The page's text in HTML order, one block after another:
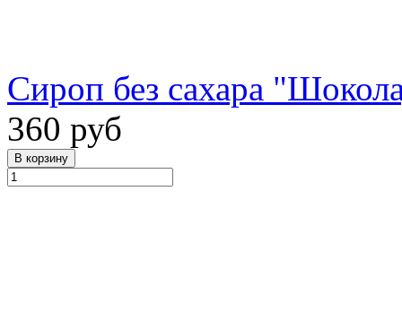
Сироп без сахара
360 руб